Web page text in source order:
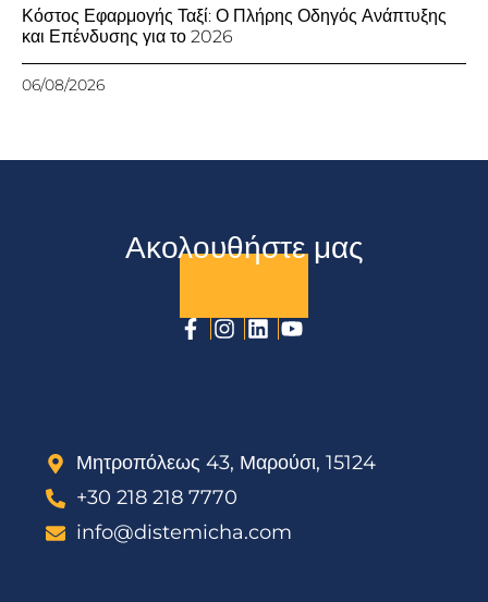
Κόστος Εφαρμογής Ταξί: Ο Πλήρης Οδηγός Ανάπτυξης
και Επένδυσης για το 2026
06/08/2026
Ακολουθήστε μας
Μητροπόλεως 43, Μαρούσι, 15124
+30 218 218 7770
info@distemicha.com